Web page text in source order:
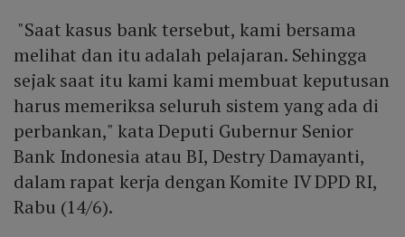
"Saat kasus bank tersebut, kami bersama
melihat dan itu adalah pelajaran. Sehingga
sejak saat itu kami kami membuat keputusan
harus memeriksa seluruh sistem yang ada di
perbankan," kata Deputi Gubernur Senior
Bank Indonesia atau BI, Destry Damayanti,
dalam rapat kerja dengan Komite IV DPD RI,
Rabu (14/6).